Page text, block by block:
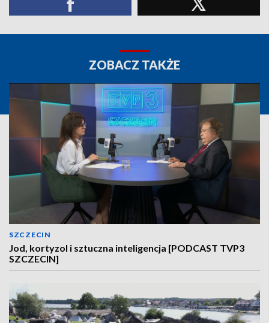
ZOBACZ TAKŻE
SZCZECIN
Jod, kortyzol i sztuczna inteligencja [PODCAST TVP3
SZCZECIN]